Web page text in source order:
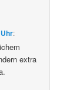
:
extra